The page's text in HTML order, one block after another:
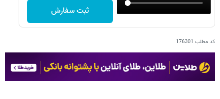
ثبت سفارش
کد مطلب 176301